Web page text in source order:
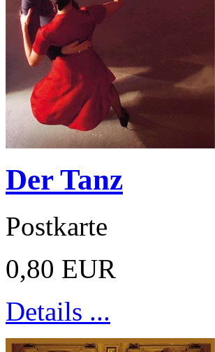
Der Tanz
Postkarte
0,80 EUR
Details ...